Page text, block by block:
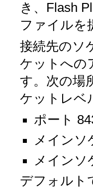
き、Flash
ファイルを
接続先のソ
ケットへの
す。次の場
ケットレベ
ポート
メインソ
メインソ
デフォルト